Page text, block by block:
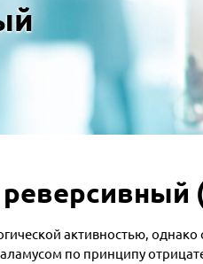
активностью,
по принципу